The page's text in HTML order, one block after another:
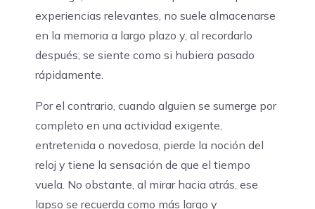
experiencias relevantes, no suele almacenarse
en la memoria a largo plazo y, al recordarlo
después, se siente como si hubiera pasado
rápidamente.
Por el contrario, cuando alguien se sumerge por
completo en una actividad exigente,
entretenida o novedosa, pierde la noción del
reloj y tiene la sensación de que el tiempo
vuela. No obstante, al mirar hacia atrás, ese
lapso se recuerda como más largo y